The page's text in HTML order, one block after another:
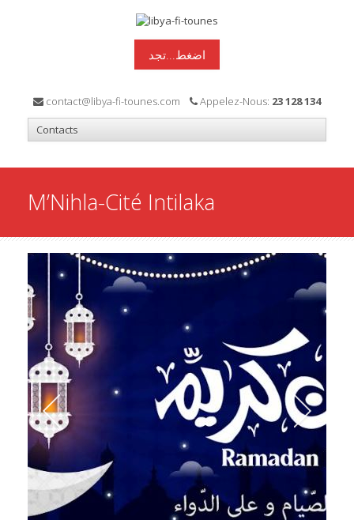
اضغط...تجد
contact@libya-fi-tounes.com Appelez-Nous: 23 128 134
M’Nihla-Cité Intilaka